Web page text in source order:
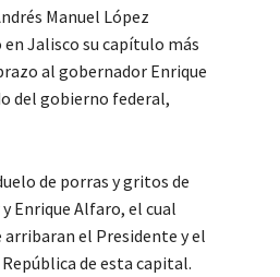
Manuel López
Jalisco su capítulo más
al gobernador Enrique
del gobierno federal,
de porras y gritos de
Enrique Alfaro, el cual
arribaran el Presidente y el
de esta capital.